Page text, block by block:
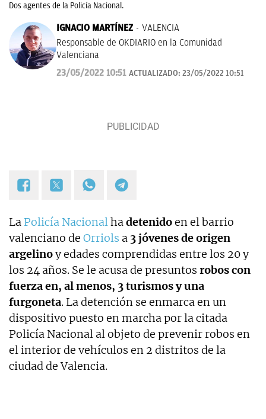
Dos agentes de la Policía Nacional.
IGNACIO MARTÍNEZ
VALENCIA
Responsable de OKDIARIO en la Comunidad
Valenciana
23/05/2022 10:51 ACTUALIZADO: 23/05/2022 10:51
La Policía Nacionalhadetenidoen el barrio
valenciano de Orriols a 3 jóvenes de origen
argelinoy edades comprendidas entre los 20 y
los 24 años. Se le acusa de presuntos robos con
fuerza en, al menos, 3 turismos y una
furgoneta. La detención se enmarca en un
dispositivo puesto en marcha por la citada
Policía Nacional al objeto de prevenir robos en
el interior de vehículos en 2 distritos de la
ciudad de Valencia.